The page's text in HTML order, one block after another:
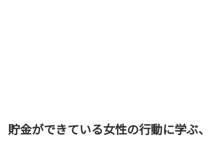
貯金ができている女性の行動に学ぶ、